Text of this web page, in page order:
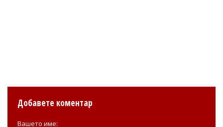
Добавете коментар
Вашето име: